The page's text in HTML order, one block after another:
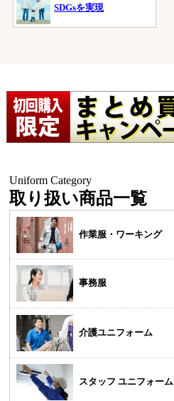
SDGsを実現
Uniform Category
取り扱い商品一覧
作業服・ワーキング
事務服
介護ユニフォーム
スタッフ ユニフォーム